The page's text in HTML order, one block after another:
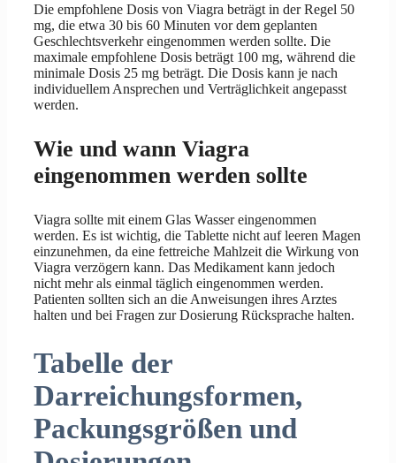
Die empfohlene Dosis von Viagra beträgt in der Regel 50
mg, die etwa 30 bis 60 Minuten vor dem geplanten
Geschlechtsverkehr eingenommen werden sollte. Die
maximale empfohlene Dosis beträgt 100 mg, während die
minimale Dosis 25 mg beträgt. Die Dosis kann je nach
individuellem Ansprechen und Verträglichkeit angepasst
werden.
Wie und wann Viagra
eingenommen werden sollte
Viagra sollte mit einem Glas Wasser eingenommen
werden. Es ist wichtig, die Tablette nicht auf leeren Magen
einzunehmen, da eine fettreiche Mahlzeit die Wirkung von
Viagra verzögern kann. Das Medikament kann jedoch
nicht mehr als einmal täglich eingenommen werden.
Patienten sollten sich an die Anweisungen ihres Arztes
halten und bei Fragen zur Dosierung Rücksprache halten.
Tabelle der
Darreichungsformen,
Packungsgrößen und